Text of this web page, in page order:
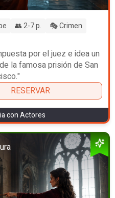
👥 2-7 p.
🎭 Crimen
por el juez e idea un
la famosa prisión de San
RESERVAR
con Actores